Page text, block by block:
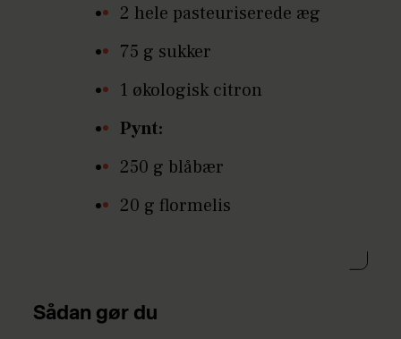
2 hele pasteuriserede æg
75 g sukker
1 økologisk citron
Pynt:
250 g blåbær
20 g flormelis
Sådan gør du